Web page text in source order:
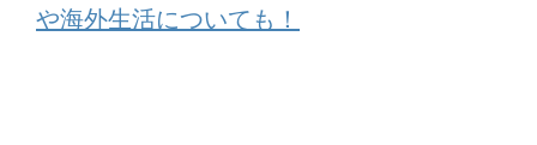
や海外生活についても！